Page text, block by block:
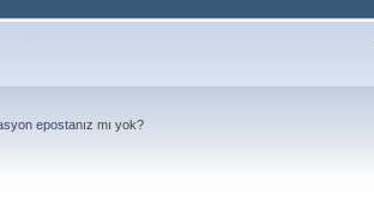
epostanız mı yok?